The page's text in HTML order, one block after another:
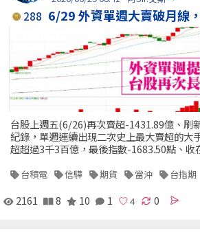
288 6/29 外資單週大賣破月線
台股上週五(6/26)再次賣超-1431.89億、刷
紀錄，單週連續出現二次史上最大賣超的大
超超過3千3百億，最後指數-1683.50點、收
台積電 信驊 期貨 當沖 台指期
2161 8 10 1 0